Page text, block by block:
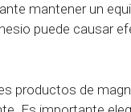
mantener un
puede causar
productos de